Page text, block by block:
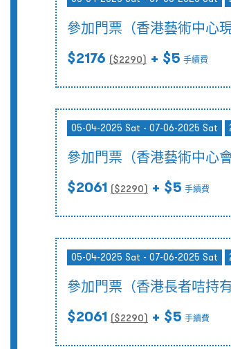
參加門票（香港藝術中心
$2176 ($2290) + $5 手續費
05-04-2025 Sat - 07-06-2025 Sat
參加門票（香港藝術中心會
$2061 ($2290) + $5 手續費
05-04-2025 Sat - 07-06-2025 Sat
參加門票（香港長者咭持有
$2061 ($2290) + $5 手續費